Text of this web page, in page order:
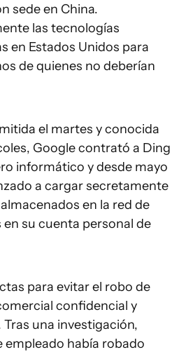
sede en China.
las tecnologías
en Estados Unidos para
de quienes no deberían
el martes y conocida
Google contrató a Ding
informático y desde mayo
a cargar secretamente
en la red de
su cuenta personal de
para evitar el robo de
confidencial y
una investigación,
había robado